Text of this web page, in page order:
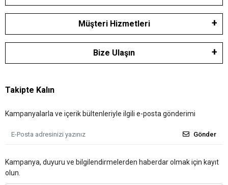
Müşteri Hizmetleri
Bize Ulaşın
Takipte Kalın
Kampanyalarla ve içerik bültenleriyle ilgili e-posta gönderimi
Gönder
Kampanya, duyuru ve bilgilendirmelerden haberdar olmak için kayıt
olun.